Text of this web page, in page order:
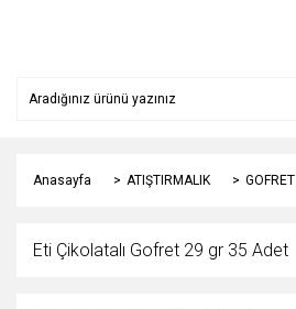
Anasayfa ATIŞTIRMALIK GOFRET
Eti Çikolatalı Gofret 29 gr 35 Adet